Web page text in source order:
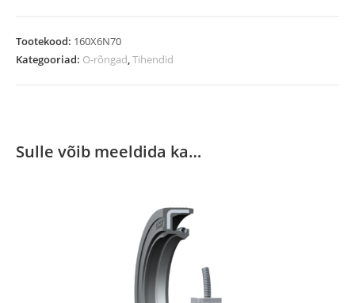
Tootekood: 160X6N70
Kategooriad: O-rõngad,Tihendid
Sulle võib meeldida ka…